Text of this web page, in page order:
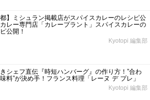
都】ミシュラン掲載店がスパイスカレーのレシピ公
レー専門店「カレープラント」スパイスカレーの
公開！
Kyotopi 編集部
シェフ直伝『時短ハンバーグ』の作り方！”合わ
料”が決め手！フランス料理「レーヌ デ プレ」
Kyotopi 編集部